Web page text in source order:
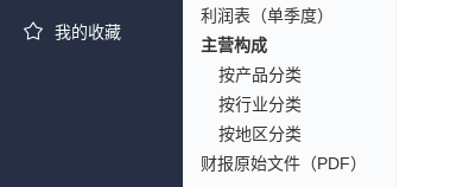
我的收藏
利润表（单季度）
主营构成
按产品分类
按行业分类
按地区分类
财报原始文件（PDF）